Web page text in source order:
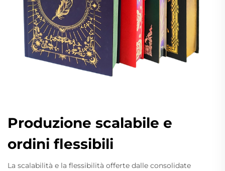
Produzione scalabile e
ordini flessibili
La scalabilità e la flessibilità offerte dalle consolidate